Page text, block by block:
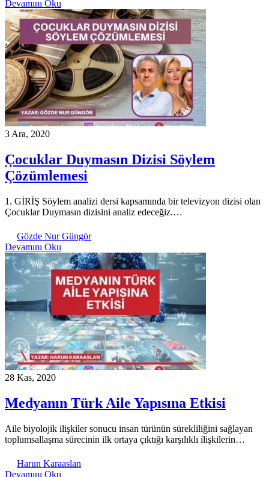
Devamını Oku
3 Ara, 2020
Çocuklar Duymasın Dizisi Söylem
Çözümlemesi
1. GİRİŞ Söylem analizi dersi kapsamında bir televizyon dizisi olan
Çocuklar Duymasın dizisini analiz edeceğiz.…
Gözde Nur Güngör
Devamını Oku
28 Kas, 2020
Medyanın Türk Aile Yapısına Etkisi
Aile biyolojik ilişkiler sonucu insan türünün sürekliliğini sağlayan
toplumsallaşma sürecinin ilk ortaya çıktığı karşılıklı ilişkilerin…
Harun Karaaslan
Devamını Oku